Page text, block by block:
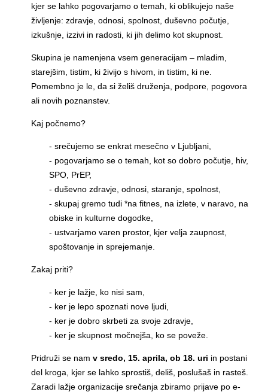
kjer se lahko pogovarjamo o temah, ki oblikujejo naše
življenje: zdravje, odnosi, spolnost, duševno počutje,
izkušnje, izzivi in radosti, ki jih delimo kot skupnost.
Skupina je namenjena vsem generacijam – mladim,
starejšim, tistim, ki živijo s hivom, in tistim, ki ne.
Pomembno je le, da si želiš druženja, podpore, pogovora
ali novih poznanstev.
Kaj počnemo?
- srečujemo se enkrat mesečno v Ljubljani,
- pogovarjamo se o temah, kot so dobro počutje, hiv,
SPO, PrEP,
- duševno zdravje, odnosi, staranje, spolnost,
- skupaj gremo tudi *na fitnes, na izlete, v naravo, na
obiske in kulturne dogodke,
- ustvarjamo varen prostor, kjer velja zaupnost,
spoštovanje in sprejemanje.
Zakaj priti?
- ker je lažje, ko nisi sam,
- ker je lepo spoznati nove ljudi,
- ker je dobro skrbeti za svoje zdravje,
- ker je skupnost močnejša, ko se poveže.
Pridruži se namv sredo, 15. aprila, ob 18. uri in postani
del kroga, kjer se lahko sprostiš, deliš, poslušaš in rasteš.
Zaradi lažje organizacije srečanja zbiramo prijave po e-